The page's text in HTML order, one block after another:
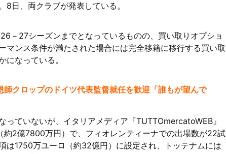
日、両クラブが発表している。
－27シーズンまでとなっているものの、買い取りオプショ
マンス条件が満たされた場合には完全移籍に移行する買い取
になっている。
クロップのドイツ代表監督就任を歓迎「誰もが望んで
っていないが、イタリアメディア『TUTTOmercatoWEB』
約2億7800万円）で、フィオレンティーナでの出場数が22試
は1750万ユーロ（約32億円）に設定され、トッテナムには